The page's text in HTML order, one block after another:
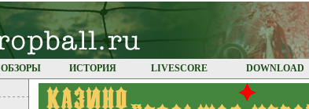
ОБЗОРЫ ИСТОРИЯ LIVESCORE DOWNLOAD